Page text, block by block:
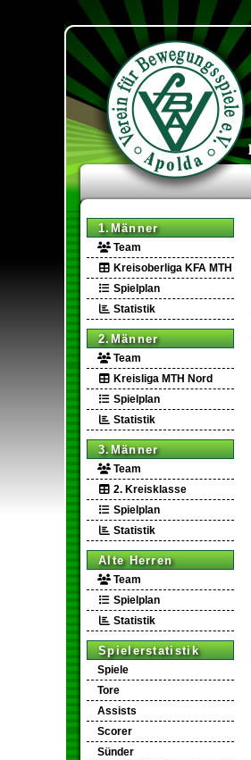
1.Männer
Team
Kreisoberliga KFA MTH
Spielplan
Statistik
2.Männer
Team
Kreisliga MTH Nord
Spielplan
Statistik
3.Männer
Team
2. Kreisklasse
Spielplan
Statistik
Alte Herren
Team
Spielplan
Statistik
Spielerstatistik
Spiele
Tore
Assists
Scorer
Sünder